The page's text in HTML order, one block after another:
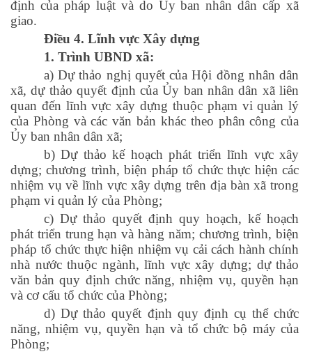
định của pháp luật và do Ủy ban nhân dân cấp xã
giao.
Điều 4. Lĩnh vực Xây dựng
1. Trình UBND xã:
a) Dự thảo nghị quyết của Hội đồng nhân dân
xã, dự thảo quyết định của Ủy ban nhân dân xã liên
quan đến lĩnh vực xây dựng thuộc phạm vi quản lý
của Phòng và các văn bản khác theo phân công của
Ủy ban nhân dân xã;
b) Dự thảo kế hoạch phát triển lĩnh vực xây
dựng; chương trình, biện pháp tổ chức thực hiện các
nhiệm vụ về lĩnh vực xây dựng trên địa bàn xã trong
phạm vi quản lý của Phòng;
c) Dự thảo quyết định quy hoạch, kế hoạch
phát triển trung hạn và hàng năm; chương trình, biện
pháp tổ chức thực hiện nhiệm vụ cải cách hành chính
nhà nước thuộc ngành, lĩnh vực xây dựng; dự thảo
văn bản quy định chức năng, nhiệm vụ, quyền hạn
và cơ cấu tổ chức của Phòng;
d) Dự thảo quyết định quy định cụ thể chức
năng, nhiệm vụ, quyền hạn và tổ chức bộ máy của
Phòng;